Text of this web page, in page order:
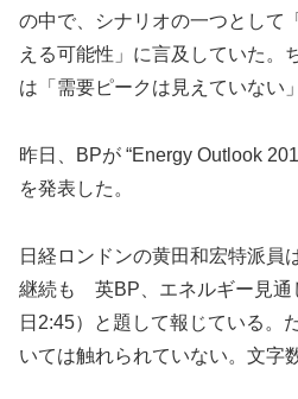
の中で、シナリオの一つとして
える可能性」に言及していた。
は「需要ピークは見えていない
昨日、BPが “Energy Outlook
を発表した。
日経ロンドンの黄田和宏特派員
継続も 英BP、エネルギー見通
日2:45）と題して報じている。
いては触れられていない。文字